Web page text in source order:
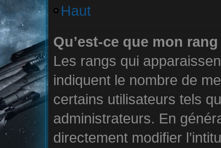
Haut
Qu’est-ce que mon
Les rangs qui
indiquent le nombre de
certains utilisateurs tels
administrateurs. En
directement modifier